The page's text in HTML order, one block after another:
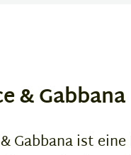
& Gabbana
Gabbana ist